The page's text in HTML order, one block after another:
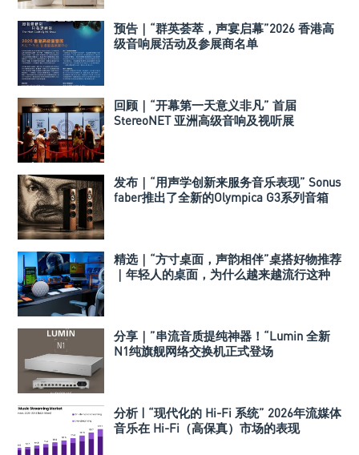
预告｜“群英荟萃，声宴启幕”2026 香港高
级音响展活动及参展商名单
回顾｜“开幕第一天意义非凡” 首届
StereoNET 亚洲高级音响及视听展
发布｜“用声学创新来服务音乐表现” Sonus
faber推出了全新的Olympica G3系列音箱
精选｜“方寸桌面，声韵相伴”桌搭好物推荐
｜年轻人的桌面，为什么越来越流行这种
分享｜”串流音质提纯神器！“Lumin 全新
N1纯旗舰网络交换机正式登场
分析 | “现代化的 Hi-Fi 系统” 2026年流媒体
音乐在 Hi-Fi（高保真）市场的表现